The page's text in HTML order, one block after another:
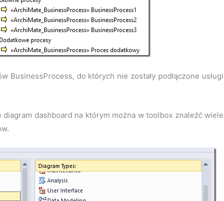
BusinessProcess, do których nie zostały podłączone usługi
dashboard na którym można w toolbox znaleźć wiele